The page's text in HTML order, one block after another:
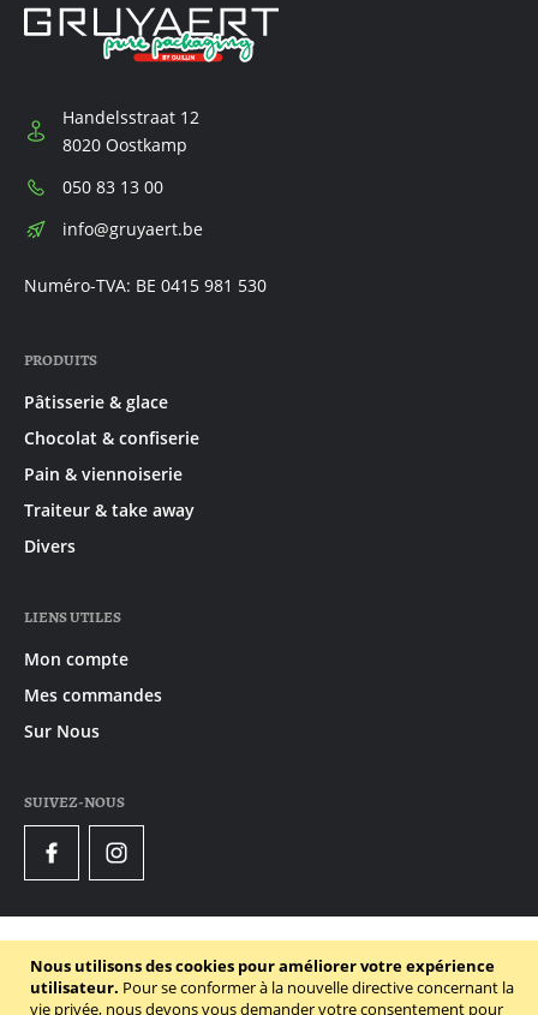
Nous utilisons des cookies pour améliorer votre expérience
utilisateur. Pour se conformer à la nouvelle directive concernant la
vie privée, nous devons vous demander votre consentement pour
Handelsstraat 12
8020 Oostkamp
Téléphone:
050 83 13 00
E-
info@gruyaert.be
Numéro-TVA: BE 0415 981 530
PRODUITS
Pâtisserie & glace
Chocolat & confiserie
Pain & viennoiserie
Traiteur & take away
Divers
LIENS UTILES
Mon compte
Mes commandes
Sur Nous
SUIVEZ-NOUS
FacebookInstagram
Declaration de confidentialité